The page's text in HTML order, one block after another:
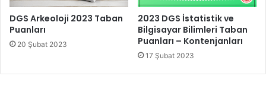
DGS Arkeoloji 2023 Taban
Puanları
20 Şubat 2023
2023 DGS İstatistik ve
Bilgisayar Bilimleri Taban
Puanları – Kontenjanları
17 Şubat 2023